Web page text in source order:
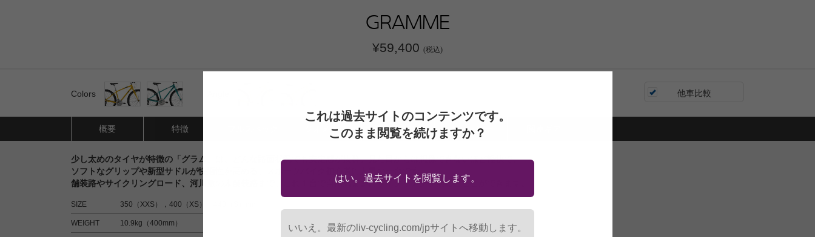
GRAMME
¥59,400 (税込)
Colors 他車比較
概要 特徴 ジオメトリ テクノロジー ギャラリー
少し太めのタイヤが特徴の「グラム」は、どんな路面状況でも安定感が抜群。見た目からは想像できないほど軽快で、
ソフトなグリップや新型サドルが快適性を高める、スポーツバイク初心者に人気の一台です。
舗装路やサイクリングロード、河川敷の未舗装路まで、これ１台で自由気ままにサイクリングを楽しむことができます。
SIZE 350（XXS），400（XS），440（S）mm
WEIGHT 10.9kg（400mm）
これは過去サイトのコンテンツです。
このまま閲覧を続けますか？
はい。過去サイトを閲覧します。
いいえ。最新のliv-cycling.com/jpサイトへ移動します。